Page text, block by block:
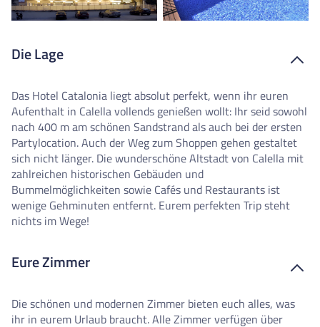
Die Lage
Das Hotel Catalonia liegt absolut perfekt, wenn ihr euren
Aufenthalt in Calella vollends genießen wollt: Ihr seid sowohl
nach 400 m am schönen Sandstrand als auch bei der ersten
Partylocation. Auch der Weg zum Shoppen gehen gestaltet
sich nicht länger. Die wunderschöne Altstadt von Calella mit
zahlreichen historischen Gebäuden und
Bummelmöglichkeiten sowie Cafés und Restaurants ist
wenige Gehminuten entfernt. Eurem perfekten Trip steht
nichts im Wege!
Eure Zimmer
Die schönen und modernen Zimmer bieten euch alles, was
ihr in eurem Urlaub braucht. Alle Zimmer verfügen über